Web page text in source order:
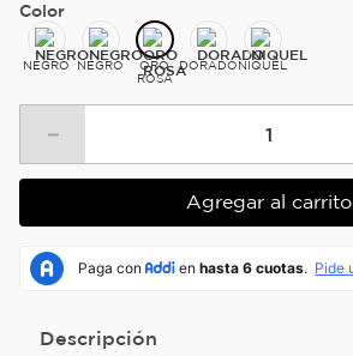
Color
NEGRO NEGRO
ORO
ROSA
DORADONIQUEL
－
Agregar al carrito
Descripción